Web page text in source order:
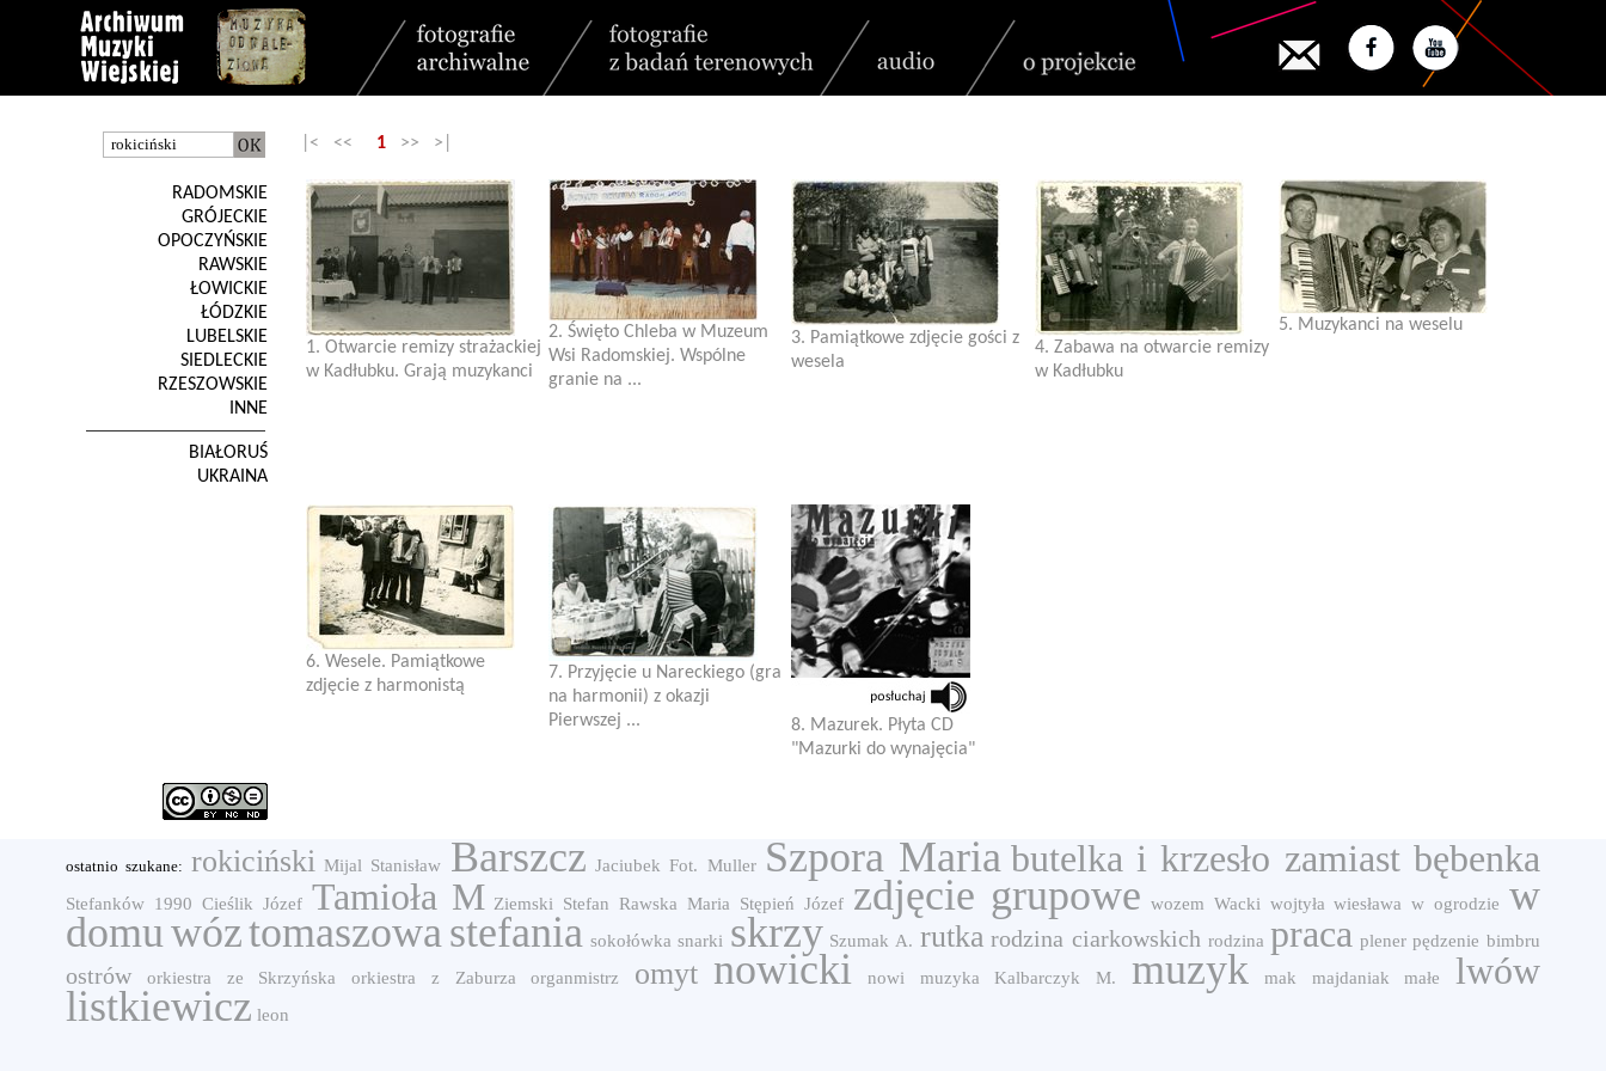
RADOMSKIE
GRÓJECKIE
OPOCZYŃSKIE
RAWSKIE
ŁOWICKIE
ŁÓDZKIE
LUBELSKIE
SIEDLECKIE
RZESZOWSKIE
INNE
BIAŁORUŚ
UKRAINA
|< << 1 >> >|
1. Otwarcie remizy strażackiej
w Kadłubku. Grają muzykanci
2. Święto Chleba w Muzeum
Wsi Radomskiej. Wspólne
granie na ...
3. Pamiątkowe zdjęcie gości z
wesela
4. Zabawa na otwarcie remizy
w Kadłubku
5. Muzykanci na weselu
6. Wesele. Pamiątkowe
zdjęcie z harmonistą
7. Przyjęcie u Nareckiego (gra
na harmonii) z okazji
Pierwszej ...
8. Mazurek. Płyta CD
"Mazurki do wynajęcia"
ostatnio szukane: rokiciński Mijal Stanisław Barszcz Jaciubek Fot. Muller Szpora Maria butelka i krzesło zamiast bębenka
Stefanków 1990 Cieślik Józef Tamioła M Ziemski Stefan Rawska Maria Stępień Józef zdjęcie grupowe wozem Wacki wojtyła wiesława w ogrodzie w
domuwóztomaszowastefania sokołówka snarki skrzy Szumak A. rutka rodzina ciarkowskich rodzina praca plener pędzenie bimbru
ostrów orkiestra ze Skrzyńska orkiestra z Zaburza organmistrz omyt nowicki nowi muzyka Kalbarczyk M. muzyk mak majdaniak małe lwów
listkiewicz leon